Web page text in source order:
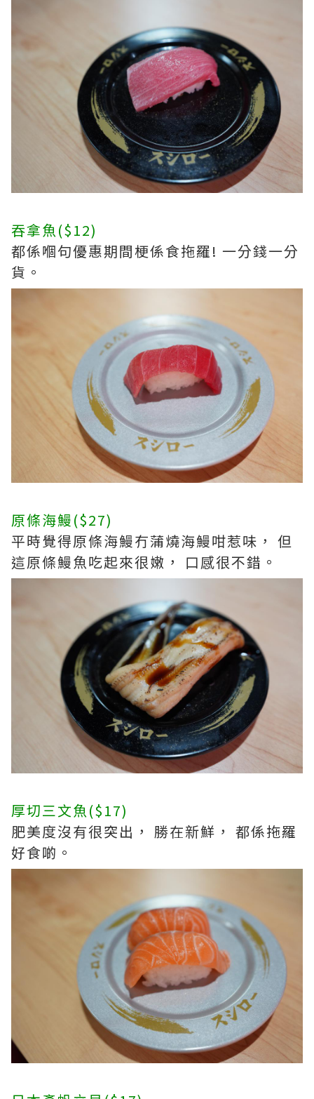
吞拿魚($12)
都係嗰句優惠期間梗係食拖羅! 一分錢一分
貨。
原條海鰻($27)
平時覺得原條海鰻冇蒲燒海鰻咁惹味， 但
這原條鰻魚吃起來很嫩， 口感很不錯。
厚切三文魚($17)
肥美度沒有很突出， 勝在新鮮， 都係拖羅
好食啲。